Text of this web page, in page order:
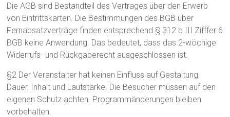
Die AGB sind Bestandteil des Vertrages über den Erwerb
von Eintrittskarten. Die Bestimmungen des BGB über
Fernabsatzverträge finden entsprechend § 312 b III Zifffer 6
BGB keine Anwendung. Das bedeutet, dass das 2-wöchige
Widerrufs- und Rückgaberecht ausgeschlossen ist.
§2 Der Veranstalter hat keinen Einfluss auf Gestaltung,
Dauer, Inhalt und Lautstärke. Die Besucher müssen auf den
eigenen Schutz achten. Programmänderungen bleiben
vorbehalten.